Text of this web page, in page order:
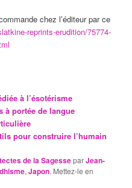
chez l’éditeur par ce
reprints-erudition/75774-
à l’ésotérisme
à portée de langue
pour construire l’humain
de la SagesseparJean-
,Japon. Mettez-le en